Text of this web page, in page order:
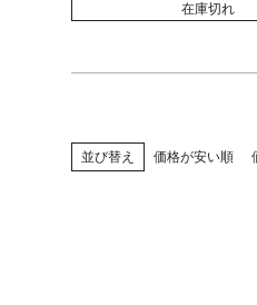
在庫切れ
並び替え 価格が安い順